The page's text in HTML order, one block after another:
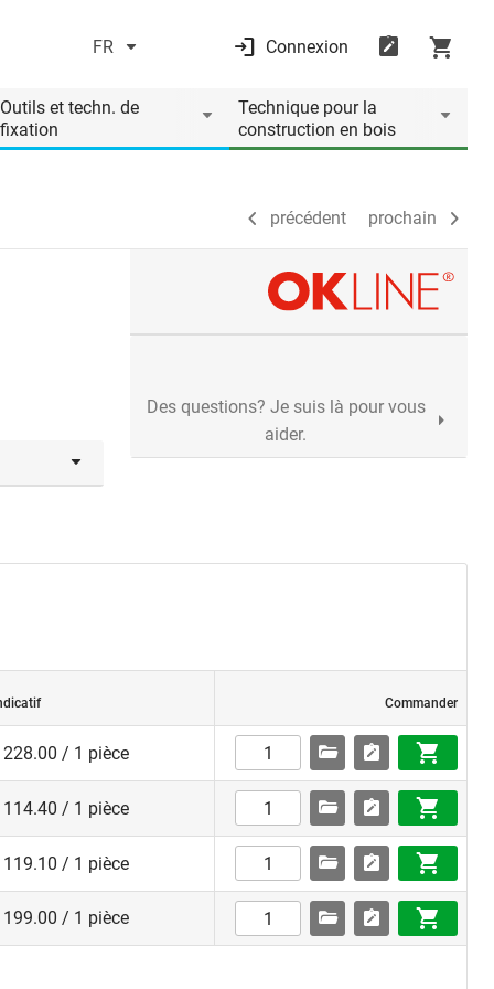
FR Connexion
Outils et techn. de
fixation
Technique pour la
construction en bois
précédent prochain
précédent prochain
Des questions? Je suis là pour vous
aider.
Commander
228.00 / 1 pièce
114.40 / 1 pièce
119.10 / 1 pièce
199.00 / 1 pièce